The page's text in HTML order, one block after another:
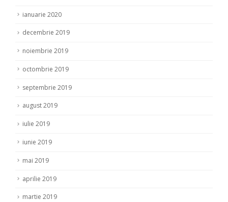
ianuarie 2020
decembrie 2019
noiembrie 2019
octombrie 2019
septembrie 2019
august 2019
iulie 2019
iunie 2019
mai 2019
aprilie 2019
martie 2019